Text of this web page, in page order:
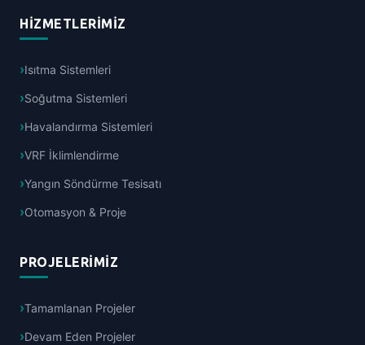
HIZMETLERIMIZ
Isıtma Sistemleri
Soğutma Sistemleri
Havalandırma Sistemleri
VRF İklimlendirme
Yangın Söndürme Tesisatı
Otomasyon & Proje
PROJELERIMIZ
Tamamlanan Projeler
Devam Eden Projeler